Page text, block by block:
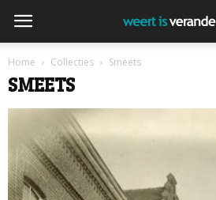
Home Collecties Smeets
SMEETS